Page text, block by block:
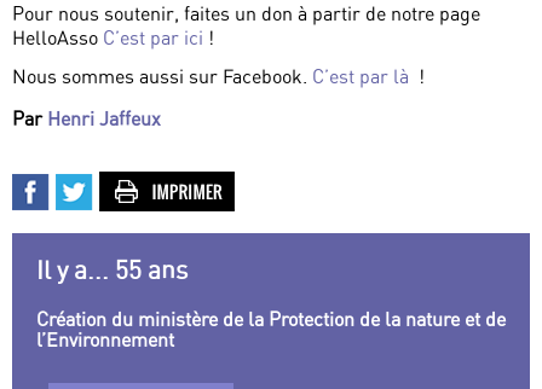
Pour nous soutenir, faites un don à partir de notre page
HelloAsso C’est par ici !
Nous sommes aussi sur Facebook. C’est par là !
Par Henri Jaffeux
Il y a... 55 ans
Création du ministère de la Protection de la nature et de
l’Environnement